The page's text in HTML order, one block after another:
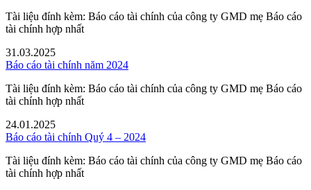
Tài liệu đính kèm: Báo cáo tài chính của công ty GMD mẹ Báo cáo
tài chính hợp nhất
31.03.2025
Báo cáo tài chính năm 2024
Tài liệu đính kèm: Báo cáo tài chính của công ty GMD mẹ Báo cáo
tài chính hợp nhất
24.01.2025
Báo cáo tài chính Quý 4 – 2024
Tài liệu đính kèm: Báo cáo tài chính của công ty GMD mẹ Báo cáo
tài chính hợp nhất